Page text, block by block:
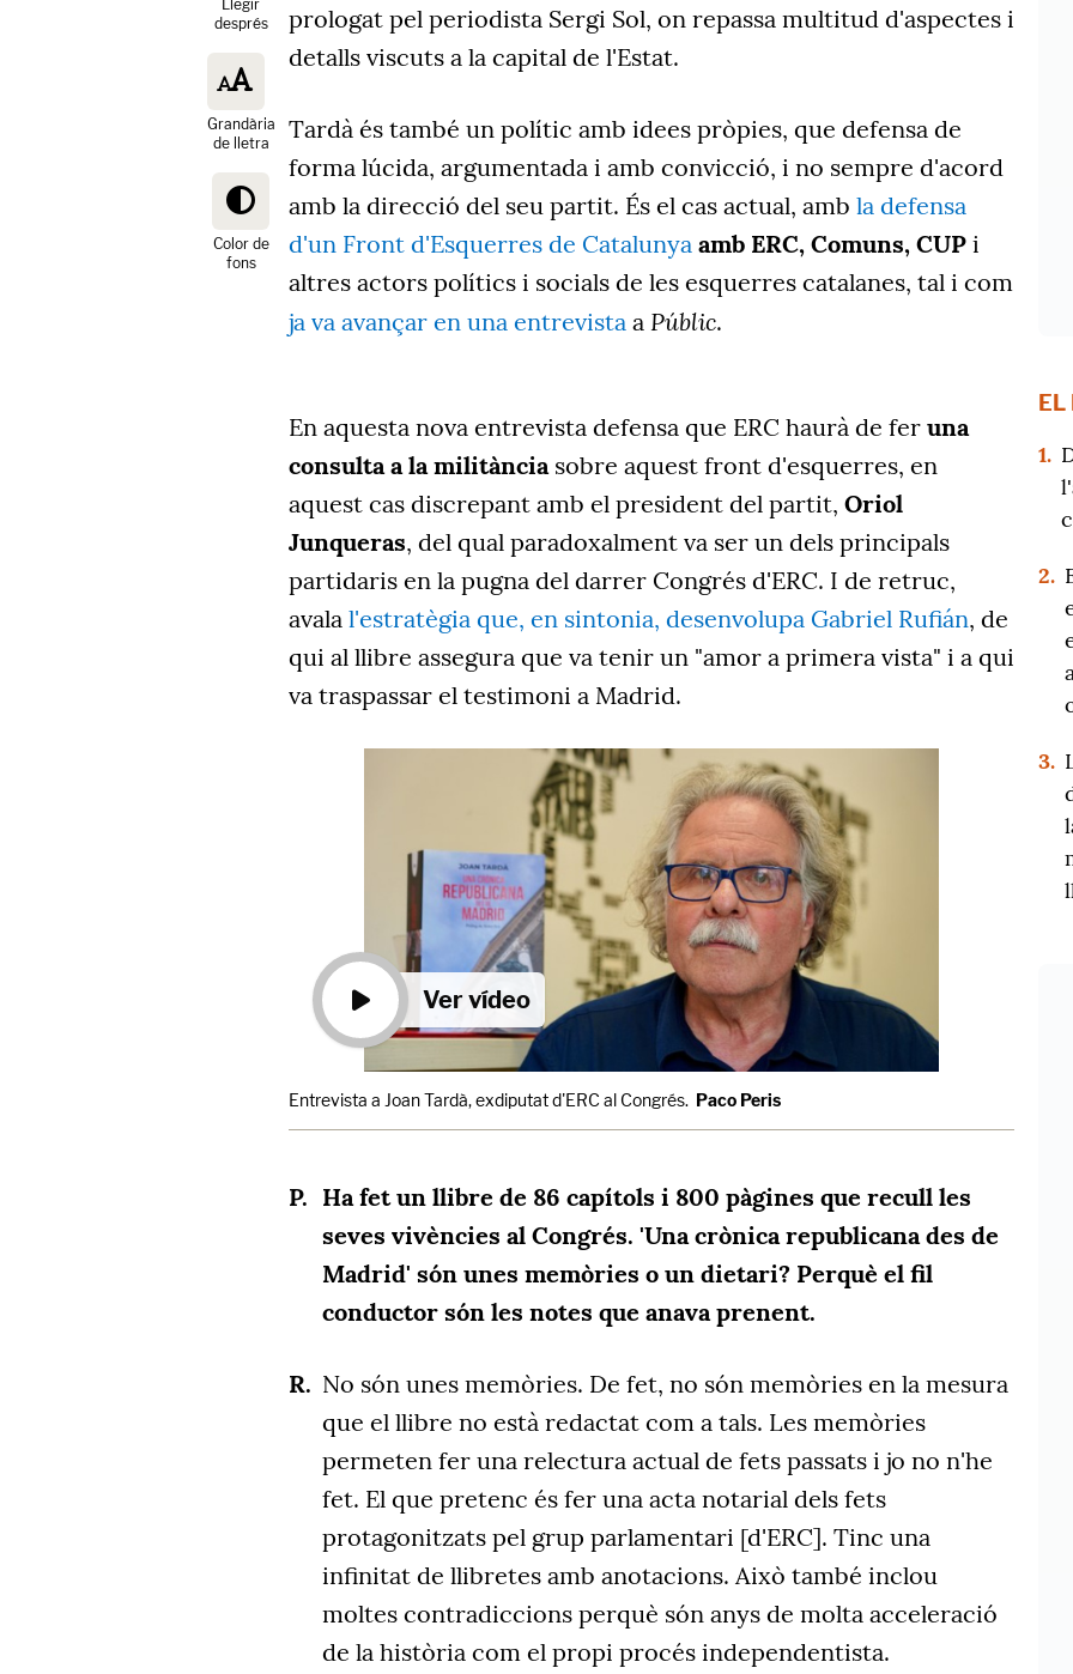
Llegir
després
Grandària
de lletra
Color de
fons
prologat pel periodista Sergi Sol, on repassa multitud d'aspectes i
detalls viscuts a la capital de l'Estat.
Tardà és també un polític amb idees pròpies, que defensa de
forma lúcida, argumentada i amb convicció, i no sempre d'acord
amb la direcció del seu partit. És el cas actual, amb la defensa
d'un Front d'Esquerres de Catalunya amb ERC, Comuns, CUP i
altres actors polítics i socials de les esquerres catalanes, tal i com
ja va avançar en una entrevista a Públic.
En aquesta nova entrevista defensa que ERC haurà de fer una
consulta a la militànciasobre aquest front d'esquerres, en
aquest cas discrepant amb el president del partit, Oriol
Junqueras, del qual paradoxalment va ser un dels principals
partidaris en la pugna del darrer Congrés d'ERC. I de retruc,
avala l'estratègia que, en sintonia, desenvolupa Gabriel Rufián, de
qui al llibre assegura que va tenir un "amor a primera vista" i a qui
va traspassar el testimoni a Madrid.
Ver vídeo
Entrevista a Joan Tardà, exdiputat d'ERC al Congrés. Paco Peris
Ha fet un llibre de 86 capítols i 800 pàgines que recull les
seves vivències al Congrés. 'Una crònica republicana des de
Madrid' són unes memòries o un dietari? Perquè el fil
conductor són les notes que anava prenent.
No són unes memòries. De fet, no són memòries en la mesura
que el llibre no està redactat com a tals. Les memòries
permeten fer una relectura actual de fets passats i jo no n'he
fet. El que pretenc és fer una acta notarial dels fets
protagonitzats pel grup parlamentari [d'ERC]. Tinc una
infinitat de llibretes amb anotacions. Això també inclou
moltes contradiccions perquè són anys de molta acceleració
de la història com el propi procés independentista.
1.
2.
3.